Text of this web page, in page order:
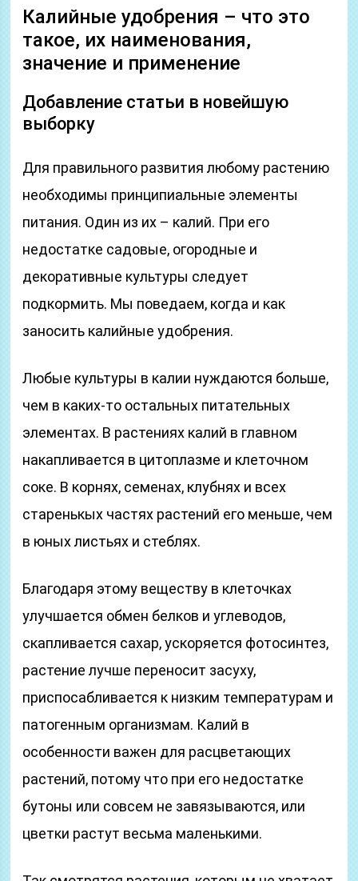
Калийные удобрения – что это
такое, их наименования,
значение и применение
Добавление статьи в новейшую
выборку
Для правильного развития любому растению
необходимы принципиальные элементы
питания. Один из их – калий. При его
недостатке садовые, огородные и
декоративные культуры следует
подкормить. Мы поведаем, когда и как
заносить калийные удобрения.
Любые культуры в калии нуждаются больше,
чем в каких-то остальных питательных
элементах. В растениях калий в главном
накапливается в цитоплазме и клеточном
соке. В корнях, семенах, клубнях и всех
старенькых частях растений его меньше, чем
в юных листьях и стеблях.
Благодаря этому веществу в клеточках
улучшается обмен белков и углеводов,
скапливается сахар, ускоряется фотосинтез,
растение лучше переносит засуху,
приспосабливается к низким температурам и
патогенным организмам. Калий в
особенности важен для расцветающих
растений, потому что при его недостатке
бутоны или совсем не завязываются, или
цветки растут весьма маленькими.